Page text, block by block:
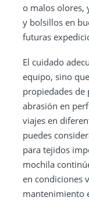
o malos olores,
y bolsillos en
futuras
El cuidado
equipo, sino
propiedades de
abrasión en
viajes en
puedes
para tejidos
mochila
en condiciones
mantenimiento